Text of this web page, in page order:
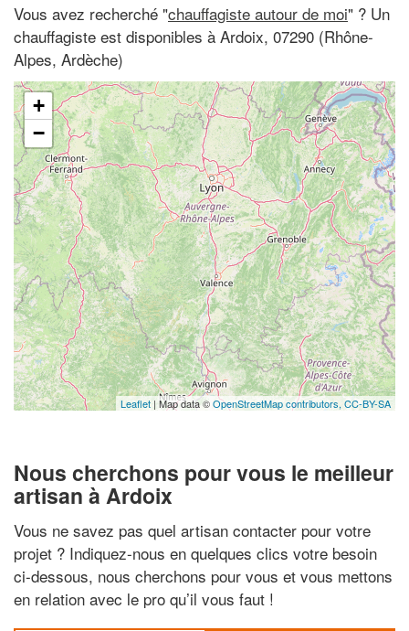
Vous avez recherché "chauffagiste autour de moi" ? Un
chauffagiste est disponibles à Ardoix, 07290 (Rhône-
Alpes, Ardèche)
+
−
Leaflet | Map data ©OpenStreetMap contributors, CC-BY-SA
Nous cherchons pour vous le meilleur
artisan à Ardoix
Vous ne savez pas quel artisan contacter pour votre
projet ? Indiquez-nous en quelques clics votre besoin
ci-dessous, nous cherchons pour vous et vous mettons
en relation avec le pro qu’il vous faut !